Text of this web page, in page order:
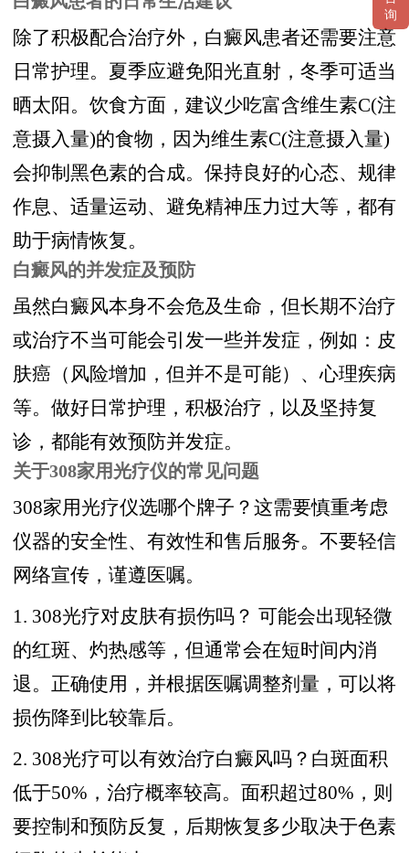
除了积极配合治疗外，白癜风患者还需要注意
日常护理。夏季应避免阳光直射，冬季可适当
晒太阳。饮食方面，建议少吃富含维生素C(注
意摄入量)的食物，因为维生素C(注意摄入量)
会抑制黑色素的合成。保持良好的心态、规律
作息、适量运动、避免精神压力过大等，都有
助于病情恢复。
白癜风的并发症及预防
虽然白癜风本身不会危及生命，但长期不治疗
或治疗不当可能会引发一些并发症，例如：皮
肤癌（风险增加，但并不是可能）、心理疾病
等。做好日常护理，积极治疗，以及坚持复
诊，都能有效预防并发症。
关于308家用光疗仪的常见问题
308家用光疗仪选哪个牌子？这需要慎重考虑
仪器的安全性、有效性和售后服务。不要轻信
网络宣传，谨遵医嘱。
1. 308光疗对皮肤有损伤吗？ 可能会出现轻微
的红斑、灼热感等，但通常会在短时间内消
退。正确使用，并根据医嘱调整剂量，可以将
损伤降到比较靠后。
2. 308光疗可以有效治疗白癜风吗？白斑面积
低于50%，治疗概率较高。面积超过80%，则
要控制和预防反复，后期恢复多少取决于色素
询